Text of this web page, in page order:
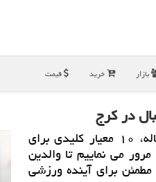
بازار خرید قیمت
در کرج
به گزارش رصد کالا، در این مقاله، ۱۰ معیار کلیدی برای
می نماییم تا والدین
مطمئن برای آینده ورزشی